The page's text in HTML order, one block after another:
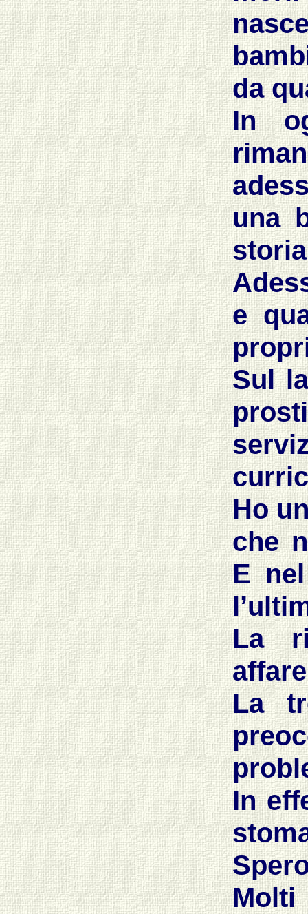
da
In
una
e
Sul
Ho
che
E
La
La
In